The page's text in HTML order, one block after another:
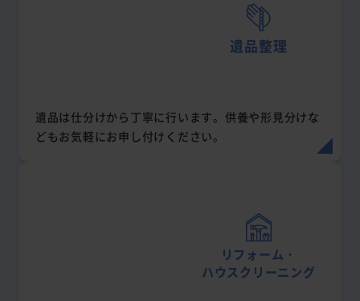
遺品整理
水回りのハウスクリーニングにも対応しております。